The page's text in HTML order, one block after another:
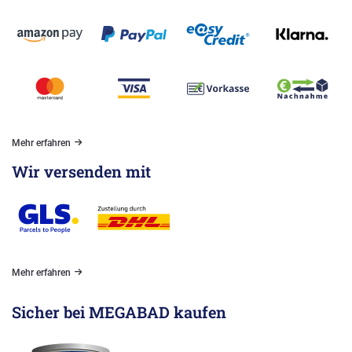
Mehr erfahren
Wir versenden mit
Mehr erfahren
Sicher bei MEGABAD kaufen